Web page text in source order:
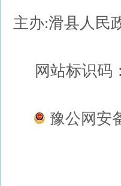
主办:滑县人民
网站标识码
豫公网安